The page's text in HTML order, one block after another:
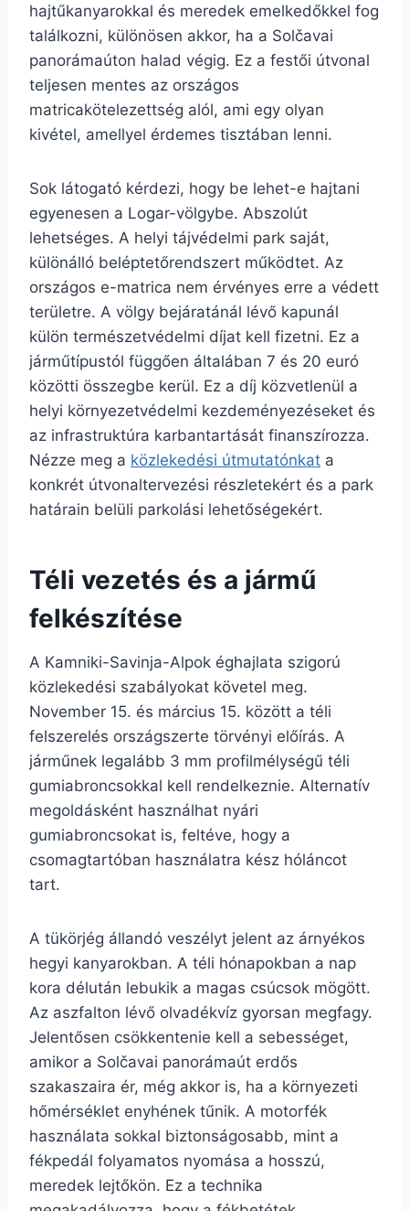
hajtűkanyarokkal és meredek emelkedőkkel fog
találkozni, különösen akkor, ha a Solčavai
panorámaúton halad végig. Ez a festői útvonal
teljesen mentes az országos
matricakötelezettség alól, ami egy olyan
kivétel, amellyel érdemes tisztában lenni.
Sok látogató kérdezi, hogy be lehet-e hajtani
egyenesen a Logar-völgybe. Abszolút
lehetséges. A helyi tájvédelmi park saját,
különálló beléptetőrendszert működtet. Az
országos e-matrica nem érvényes erre a védett
területre. A völgy bejáratánál lévő kapunál
külön természetvédelmi díjat kell fizetni. Ez a
járműtípustól függően általában 7 és 20 euró
közötti összegbe kerül. Ez a díj közvetlenül a
helyi környezetvédelmi kezdeményezéseket és
az infrastruktúra karbantartását finanszírozza.
Nézze meg a közlekedési útmutatónkat a
konkrét útvonaltervezési részletekért és a park
határain belüli parkolási lehetőségekért.
Téli vezetés és a jármű
felkészítése
A Kamniki-Savinja-Alpok éghajlata szigorú
közlekedési szabályokat követel meg.
November 15. és március 15. között a téli
felszerelés országszerte törvényi előírás. A
járműnek legalább 3 mm profilmélységű téli
gumiabroncsokkal kell rendelkeznie. Alternatív
megoldásként használhat nyári
gumiabroncsokat is, feltéve, hogy a
csomagtartóban használatra kész hóláncot
tart.
A tükörjég állandó veszélyt jelent az árnyékos
hegyi kanyarokban. A téli hónapokban a nap
kora délután lebukik a magas csúcsok mögött.
Az aszfalton lévő olvadékvíz gyorsan megfagy.
Jelentősen csökkentenie kell a sebességet,
amikor a Solčavai panorámaút erdős
szakaszaira ér, még akkor is, ha a környezeti
hőmérséklet enyhének tűnik. A motorfék
használata sokkal biztonságosabb, mint a
fékpedál folyamatos nyomása a hosszú,
meredek lejtőkön. Ez a technika